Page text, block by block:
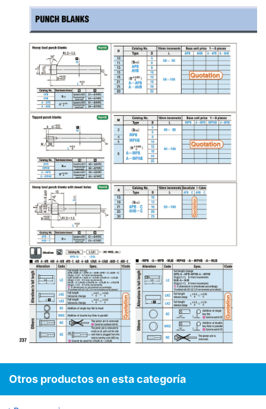
Otros productos en esta categoría